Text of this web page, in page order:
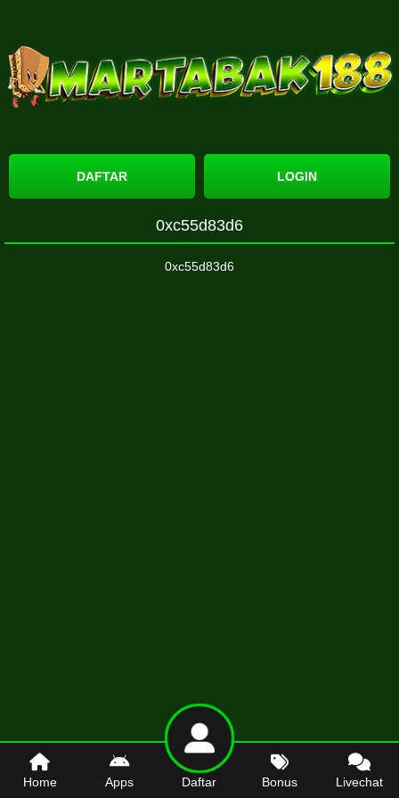
DAFTAR LOGIN
0xc55d83d6
0xc55d83d6
Home Apps Daftar Bonus Livechat